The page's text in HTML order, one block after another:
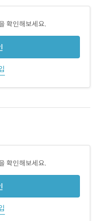
확인해보세요.
확인해보세요.